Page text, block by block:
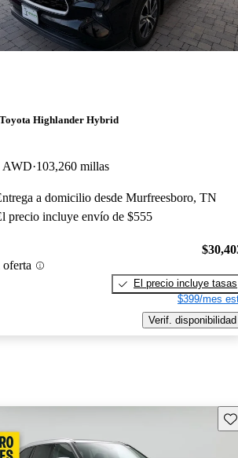
Highlander Hybrid
103,260 millas
a domicilio desde Murfreesboro, TN
precio incluye envío de $555
oferta
El precio incluye tasas
$399/mes
Verif. disponibilidad
Aviso